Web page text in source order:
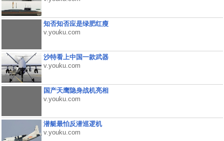
知否知否应是绿肥红瘦
v.youku.com
沙特看上中国一款武器
v.youku.com
国产天鹰隐身战机亮相
v.youku.com
潜艇最怕反潜巡逻机
v.youku.com